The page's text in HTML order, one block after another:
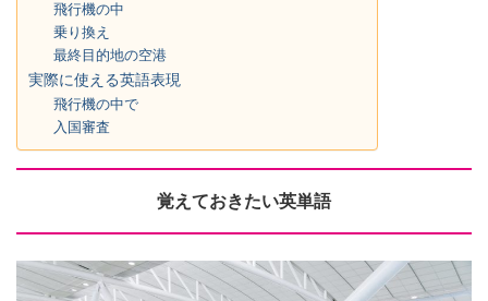
飛行機の中
乗り換え
最終目的地の空港
実際に使える英語表現
飛行機の中で
入国審査
覚えておきたい英単語